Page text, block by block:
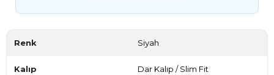
Renk Siyah
Kalıp Dar Kalıp / Slim Fit